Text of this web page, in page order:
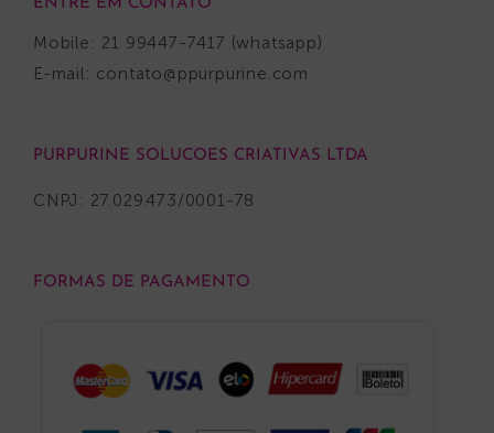
ENTRE EM CONTATO
Mobile: 21 99447-7417 (whatsapp)
E-mail: contato@ppurpurine.com
PURPURINE SOLUCOES CRIATIVAS LTDA
CNPJ: 27.029.473/0001-78
FORMAS DE PAGAMENTO